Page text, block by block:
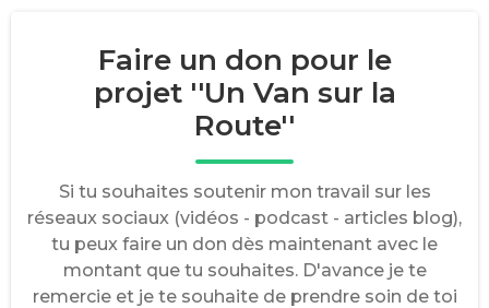
Faire un don pour le
projet ''Un Van sur la
Route''
Si tu souhaites soutenir mon travail sur les
réseaux sociaux (vidéos - podcast - articles blog),
tu peux faire un don dès maintenant avec le
montant que tu souhaites. D'avance je te
remercie et je te souhaite de prendre soin de toi